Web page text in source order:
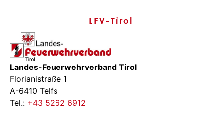
LFV-Tirol
Landes-Feuerwehrverband Tirol
Florianistraße 1
A-6410 Telfs
Tel.: +43 5262 6912